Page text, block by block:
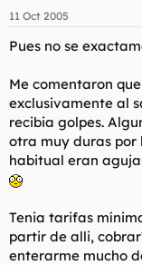
11 Oct 2005
Pues no se
Me comentaron
exclusivamente al
recibia golpes.
otra muy duras por
habitual eran
Tenia tarifas
partir de alli,
enterarme mucho